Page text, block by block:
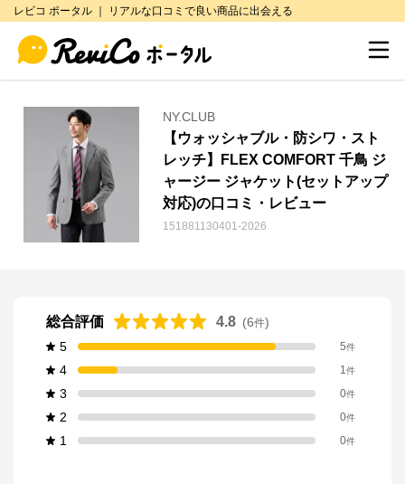
レビコ ポータル ｜ リアルな口コミで良い商品に出会える
NY.CLUB
【ウォッシャブル・防シワ・スト
レッチ】FLEX COMFORT 千鳥 ジ
ャージー ジャケット(セットアップ
対応)の口コミ・レビュー
151881130401-2026
総合評価 4.8 (6件)
5
5件
4 1件
3 0件
2 0件
1 0件